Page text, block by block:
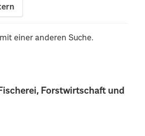
Forstwirtschaft und
einer anderen Suche.